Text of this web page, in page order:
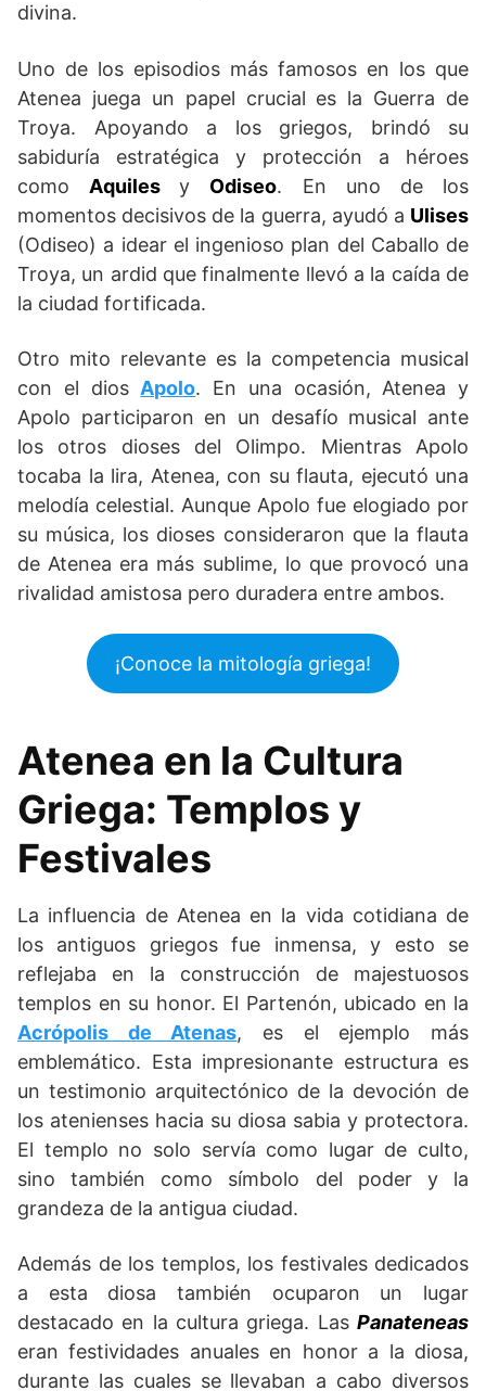
divina.
Uno de los episodios más famosos en los que
Atenea juega un papel crucial es la Guerra de
Troya. Apoyando a los griegos, brindó su
sabiduría estratégica y protección a héroes
comoAquilesy Odiseo. En uno de los
momentos decisivos de la guerra, ayudó a Ulises
(Odiseo) a idear el ingenioso plan del Caballo de
Troya, un ardid que finalmente llevó a la caída de
la ciudad fortificada.
Otro mito relevante es la competencia musical
con el diosApolo. En una ocasión, Atenea y
Apolo participaron en un desafío musical ante
los otros dioses del Olimpo. Mientras Apolo
tocaba la lira, Atenea, con su flauta, ejecutó una
melodía celestial. Aunque Apolo fue elogiado por
su música, los dioses consideraron que la flauta
de Atenea era más sublime, lo que provocó una
rivalidad amistosa pero duradera entre ambos.
¡Conoce la mitología griega!
Atenea en la Cultura
Griega: Templos y
Festivales
La influencia de Atenea en la vida cotidiana de
los antiguos griegos fue inmensa, y esto se
reflejaba en la construcción de majestuosos
templos en su honor. El Partenón, ubicado en la
Acrópolis de Atenas, es el ejemplo más
emblemático. Esta impresionante estructura es
un testimonio arquitectónico de la devoción de
los atenienses hacia su diosa sabia y protectora.
El templo no solo servía como lugar de culto,
sino también como símbolo del poder y la
grandeza de la antigua ciudad.
Además de los templos, los festivales dedicados
a esta diosa también ocuparon un lugar
destacado en la cultura griega. Las Panateneas
eran festividades anuales en honor a la diosa,
durante las cuales se llevaban a cabo diversos